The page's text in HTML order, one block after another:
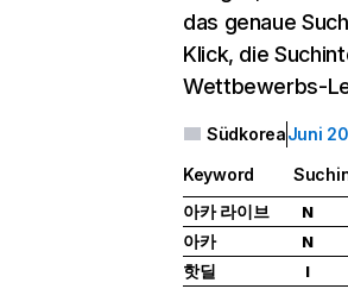
das genaue
Klick, die
Wettbewerbs-
SüdkoreaJuni
Keyword
아카 라이브
N
아카
N
핫딜
I